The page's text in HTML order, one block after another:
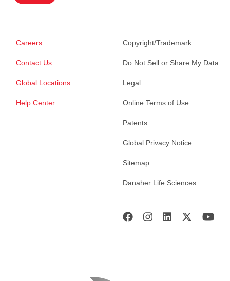
Careers
Contact Us
Global Locations
Help Center
Copyright/Trademark
Do Not Sell or Share My Data
Legal
Online Terms of Use
Patents
Global Privacy Notice
Sitemap
Danaher Life Sciences